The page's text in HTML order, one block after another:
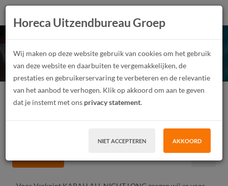
Verknipt KARAH ALL
NIGHT LONG 2023!
Festivalmedewerker Junior
Parttime
Horeca Uitzendbureau Groep
Wij maken op deze website gebruik van cookies om het gebruik
van deze website en daarbuiten te vergemakkelijken, de
prestaties en gebruikerservaring te verbeteren en de relevantie
van het aanbod te verhogen. Klik op akkoord om aan te geven
dat je instemt met ons privacy statement.
NIET ACCEPTEREN AKKOORD